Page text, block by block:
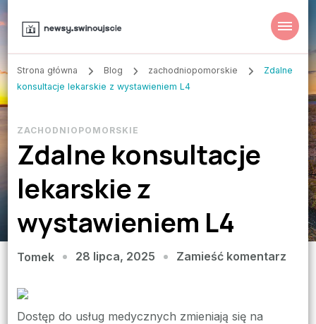
Strona główna Blog zachodniopomorskie
Zdalne
konsultacje lekarskie z wystawieniem L4
ZACHODNIOPOMORSKIE
Zdalne konsultacje
lekarskie z
wystawieniem L4
Tomek 28 lipca, 2025 Zamieść komentarzwe
Dostęp do usług medycznych zmieniają się na